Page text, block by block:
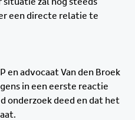
een directe relatie te
en advocaat Van den Broek
in een eerste reactie
onderzoek deed en dat het